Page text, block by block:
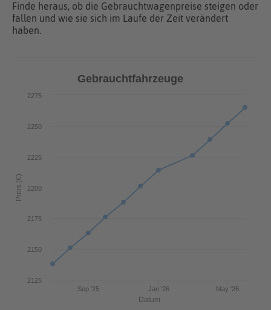
Finde heraus, ob die Gebrauchtwagenpreise steigen oder
fallen und wie sie sich im Laufe der Zeit verändert
haben.
Datum
Preis (€)
Gebrauchtfahrzeuge
Jan '26
Sep '25 May '26
2125
2150
2175
2200
2225
2250
2275